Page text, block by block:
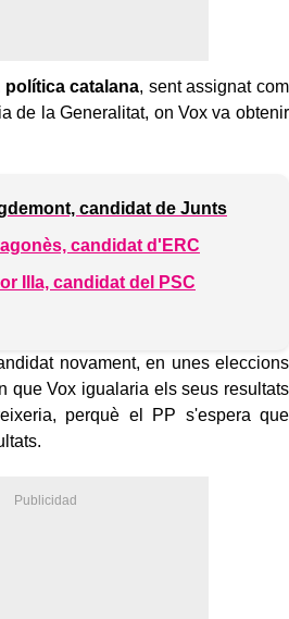
política catalana, sent assignat com
de la Generalitat, on Vox va obtenir
candidat de Junts
candidat d'ERC
Illa, candidat del PSC
novament, en unes eleccions
que Vox igualaria els seus resultats
perquè el PP s'espera que